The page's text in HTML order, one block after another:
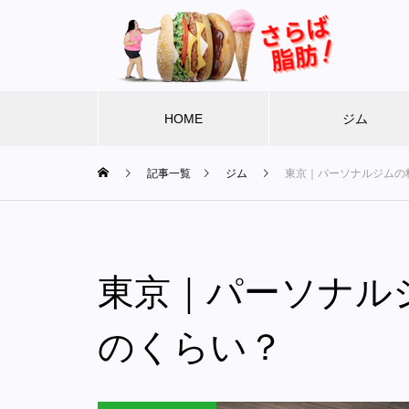
HOME ジム
記事一覧 ジム 東京｜パーソナルジム
東京｜パーソナル
のくらい？